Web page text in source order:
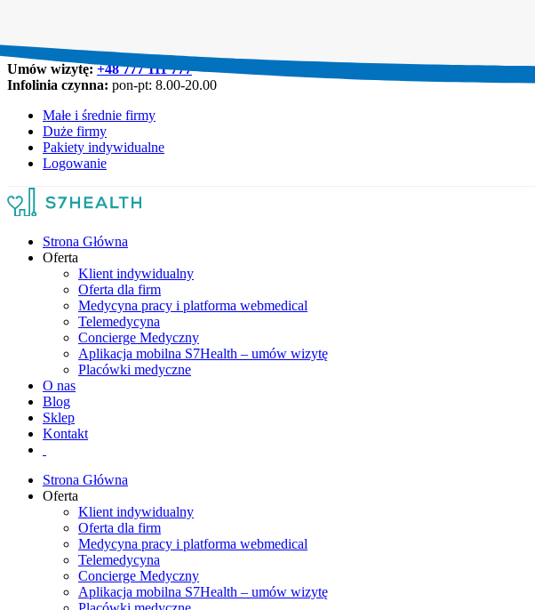
Umów wizytę:+48 777 111 777
Infolinia czynna: pon-pt: 8.00-20.00
Małe i średnie firmy
Duże firmy
Pakiety indywidualne
Logowanie
Strona Główna
Oferta
Klient indywidualny
Oferta dla firm
Medycyna pracy i platforma webmedical
Telemedycyna
Concierge Medyczny
Aplikacja mobilna S7Health – umów wizytę
Placówki medyczne
O nas
Blog
Sklep
Kontakt
Strona Główna
Oferta
Klient indywidualny
Oferta dla firm
Medycyna pracy i platforma webmedical
Telemedycyna
Concierge Medyczny
Aplikacja mobilna S7Health – umów wizytę